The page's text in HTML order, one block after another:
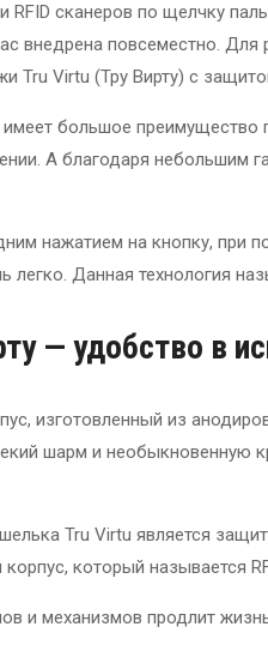
RFID сканеров по щелчку
внедрена повсеместно.
Tru Virtu (Тру Вирту) с
большое
А благодаря небольшим
нажатием на кнопку, при
Данная технология
— удобство в
изготовленный из
шарм и необыкновенную
Tru Virtu является
который называется
и механизмов продлит